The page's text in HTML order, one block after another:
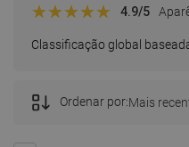
Classificação global
4.9/5
Ordenar por:Mais